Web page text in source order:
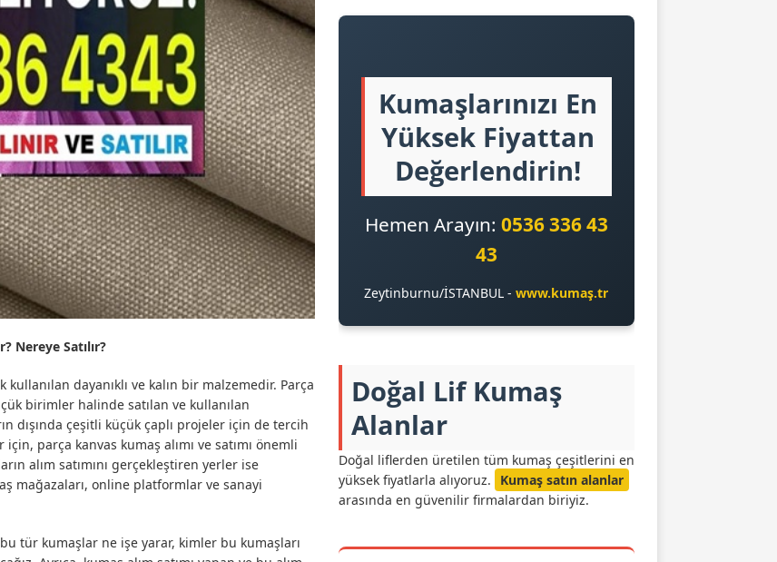
Nereye Satılır?
dayanıklı ve kalın bir malzemedir. Parça
birimler halinde satılan ve kullanılan
dışında çeşitli küçük çaplı projeler için de tercih
parça kanvas kumaş alımı ve satımı önemli
alım satımını gerçekleştiren yerler ise
mağazaları, online platformlar ve sanayi
tür kumaşlar ne işe yarar, kimler bu kumaşları
Kumaşlarınızı En
Yüksek Fiyattan
Değerlendirin!
Hemen Arayın: 0536 336 43
43
Zeytinburnu/İSTANBUL -www.kumaş.tr
Doğal Lif Kumaş
Alanlar
Doğal liflerden üretilen tüm kumaş çeşitlerini en
yüksek fiyatlarla alıyoruz.
Kumaş satın alanlar
arasında en güvenilir firmalardan biriyiz.